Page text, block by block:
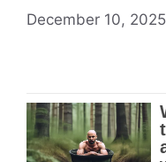
December 10, 2025